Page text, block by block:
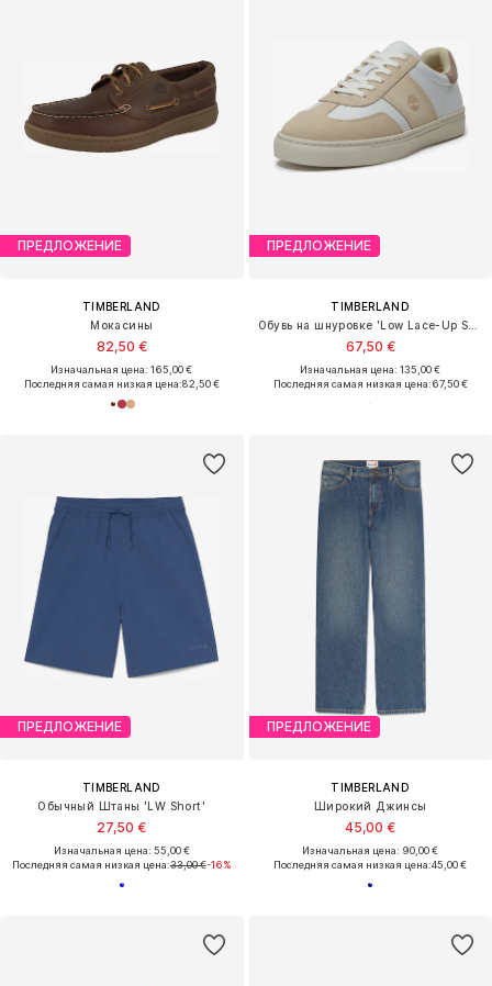
ПРЕДЛОЖЕНИЕ
TIMBERLAND
Мокасины
82,50 €
Изначальная цена: 165,00 €
Последняя самая низкая цена:82,50 €
ПРЕДЛОЖЕНИЕ
TIMBERLAND
67,50 €
Изначальная цена: 135,00 €
Последняя самая низкая цена:67,50 €
ПРЕДЛОЖЕНИЕ
TIMBERLAND
Обычный Штаны 'LW Short'
27,50 €
Изначальная цена: 55,00 €
Последняя самая низкая цена:33,00 €-16%
ПРЕДЛОЖЕНИЕ
TIMBERLAND
Широкий Джинсы
45,00 €
Изначальная цена: 90,00 €
Последняя самая низкая цена:45,00 €